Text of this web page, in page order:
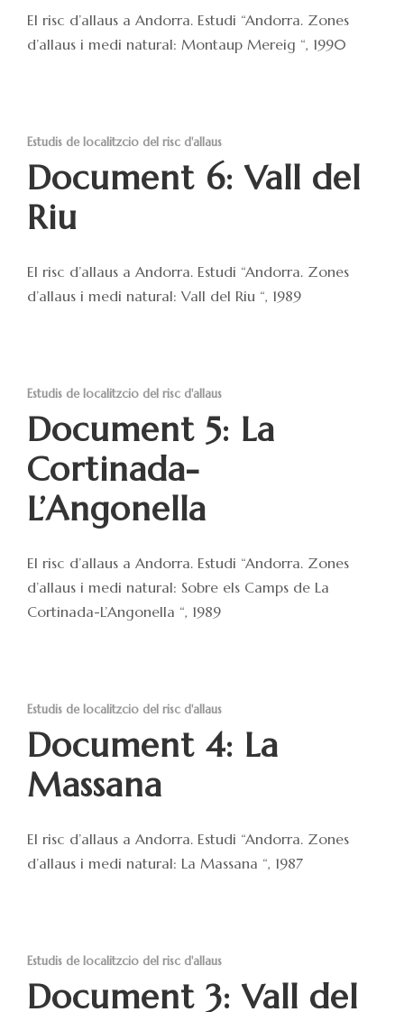
El risc d’allaus a Andorra. Estudi “Andorra. Zones
d’allaus i medi natural: Montaup Mereig “, 1990
Estudis de localitzcio del risc d'allaus
Document 6: Vall del
Riu
El risc d’allaus a Andorra. Estudi “Andorra. Zones
d’allaus i medi natural: Vall del Riu “, 1989
Estudis de localitzcio del risc d'allaus
Document 5: La
Cortinada-
L’Angonella
El risc d’allaus a Andorra. Estudi “Andorra. Zones
d’allaus i medi natural: Sobre els Camps de La
Cortinada-L’Angonella “, 1989
Estudis de localitzcio del risc d'allaus
Document 4: La
Massana
El risc d’allaus a Andorra. Estudi “Andorra. Zones
d’allaus i medi natural: La Massana “, 1987
Estudis de localitzcio del risc d'allaus
Document 3: Vall del